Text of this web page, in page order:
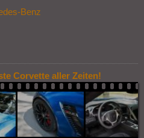
Benz
Corvette aller Zeiten!